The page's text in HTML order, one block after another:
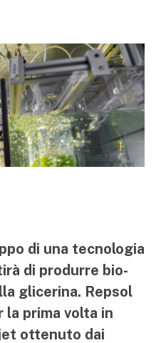
di una tecnologia
di produrre bio-
glicerina. Repsol
la prima volta in
ottenuto dai